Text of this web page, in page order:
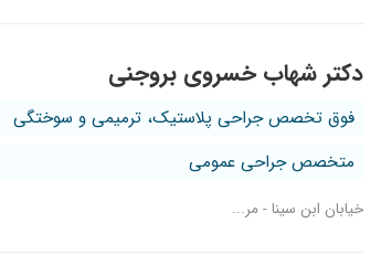
دکتر شهاب خسروی بروجنی
فوق تخصص جراحی پلاستیک، ترمیمی و سوختگی
متخصص جراحی عمومی
خیابان ابن سینا - مر...